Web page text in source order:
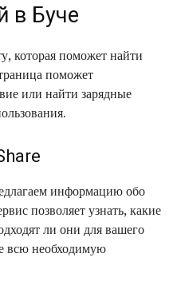
в Буче
которая поможет найти
поможет
или найти зарядные
информацию обо
позволяет узнать, какие
ли они для вашего
всю необходимую